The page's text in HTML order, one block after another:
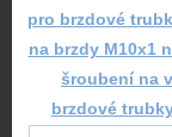
pro brzdové
na brzdy M10x1
šroubení na
brzdové